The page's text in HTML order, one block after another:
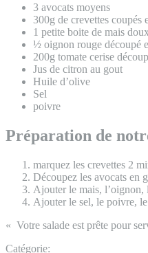
3 avocats moyens
300g de crevettes coupés
1 petite boite de mais doux
½ oignon rouge découpé
200g tomate cerise
Jus de citron au gout
Huile d’olive
Sel
poivre
Préparation de
marquez les crevettes 2
Découpez les avocats en
Ajouter le mais, l’oignon,
Ajouter le sel, le poivre,
« Votre salade est prête pour
Catégorie: